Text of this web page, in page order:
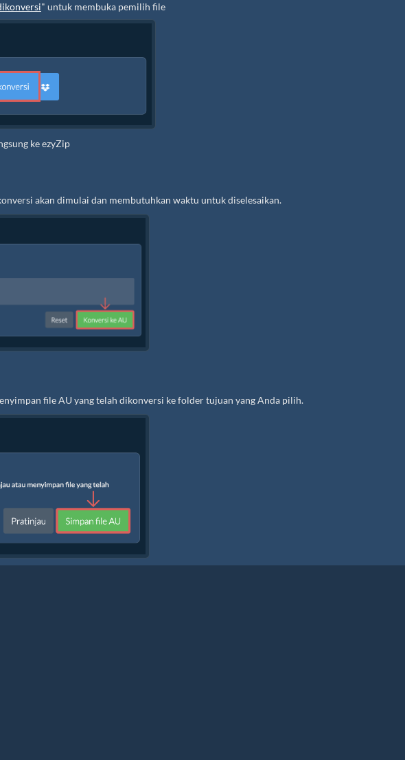
" untuk membuka pemilih file
ke ezyZip
akan dimulai dan membutuhkan waktu untuk diselesaikan.
file AU yang telah dikonversi ke folder tujuan yang Anda pilih.